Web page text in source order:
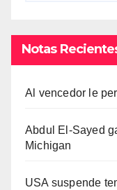
Notas
Al vencedor le
Abdul El-Sayed
Michigan
USA suspende